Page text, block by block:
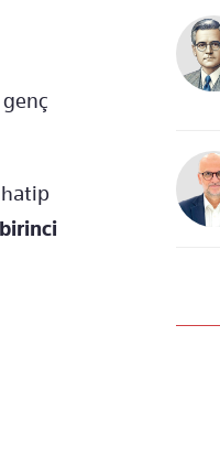
genç
birinci